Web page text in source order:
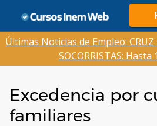
contenido
Últimas Noticias de Empleo: CRUZ
SOCORRISTAS:
Excedencia por
familiares